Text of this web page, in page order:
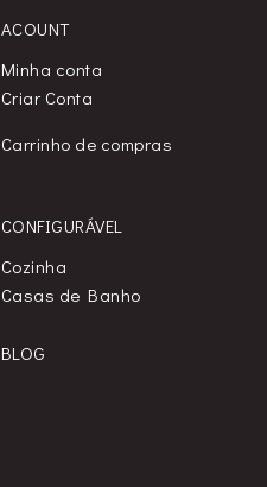
ACOUNT
Minha conta
Criar Conta
Carrinho de compras
CONFIGURÁVEL
Cozinha
Casas de Banho
BLOG